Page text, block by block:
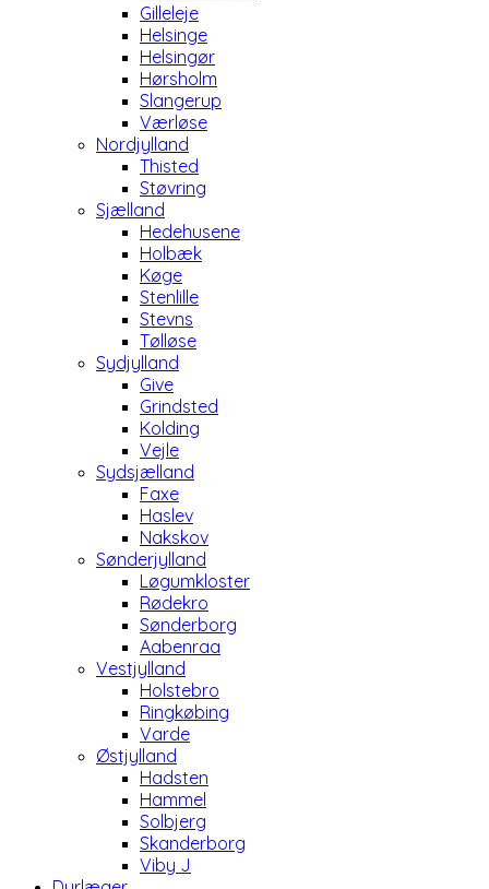
Gilleleje
Helsinge
Helsingør
Hørsholm
Slangerup
Værløse
Nordjylland
Thisted
Støvring
Sjælland
Hedehusene
Holbæk
Køge
Stenlille
Stevns
Tølløse
Sydjylland
Give
Grindsted
Kolding
Vejle
Sydsjælland
Faxe
Haslev
Nakskov
Sønderjylland
Løgumkloster
Rødekro
Sønderborg
Aabenraa
Vestjylland
Holstebro
Ringkøbing
Varde
Østjylland
Hadsten
Hammel
Solbjerg
Skanderborg
Viby J